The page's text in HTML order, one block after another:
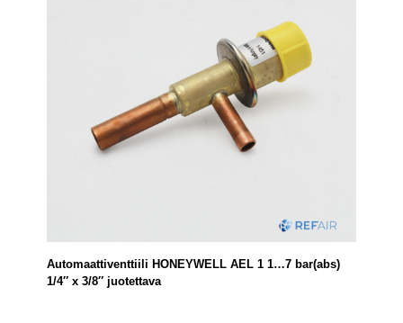
Automaattiventtiili HONEYWELL AEL 1 1…7 bar(abs)
1/4″ x 3/8″ juotettava